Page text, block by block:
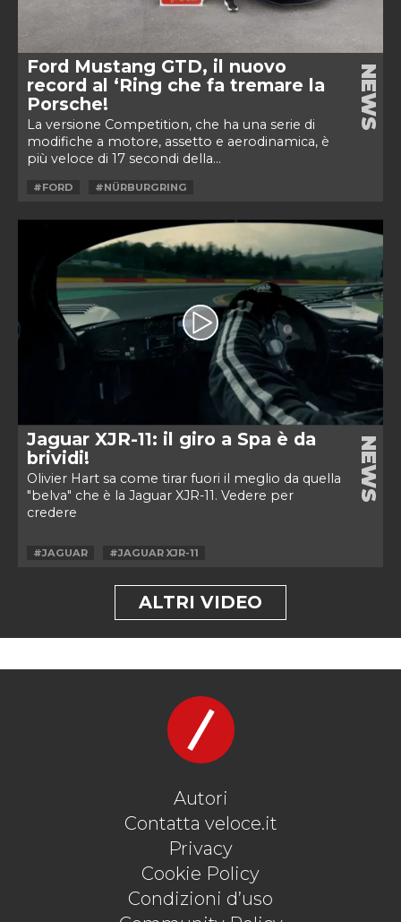
Ford Mustang GTD, il nuovo
record al ‘Ring che fa tremare la
Porsche!
La versione Competition, che ha una serie di
modifiche a motore, assetto e aerodinamica, è
più veloce di 17 secondi della...
NEWS
#FORD #NÜRBURGRING
Jaguar XJR-11: il giro a Spa è da
brividi!
Olivier Hart sa come tirar fuori il meglio da quella
"belva" che è la Jaguar XJR-11. Vedere per
credere
NEWS
#JAGUAR #JAGUAR XJR-11
ALTRI VIDEO
Autori
Contatta veloce.it
Privacy
Cookie Policy
Condizioni d’uso